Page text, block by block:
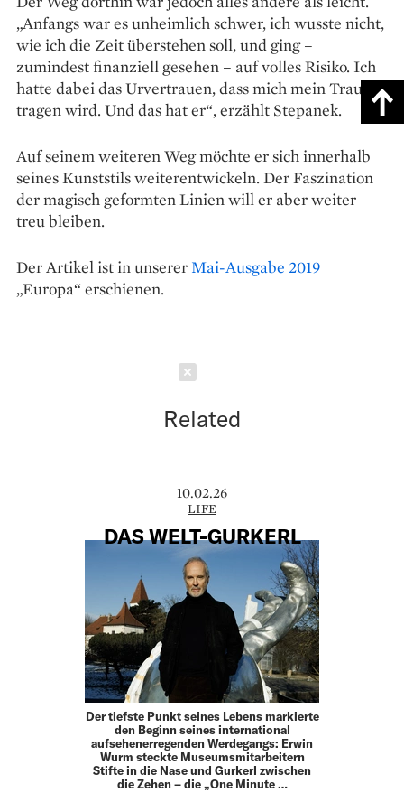
„Anfangs war es unheimlich schwer, ich wusste nicht,
wie ich die Zeit überstehen soll, und ging –
zumindest finanziell gesehen – auf volles Risiko. Ich
hatte dabei das Urvertrauen, dass mich mein Traum
tragen wird. Und das hat er“, erzählt Stepanek.
Auf seinem weiteren Weg möchte er sich innerhalb
seines Kunststils weiterentwickeln. Der Faszination
der magisch geformten Linien will er aber weiter
treu bleiben.
Der Artikel ist in unserer Mai-Ausgabe 2019
„Europa“ erschienen.
Related
10.02.26
LIFE
DAS WELT-GURKERL
Der tiefste Punkt seines Lebens markierte
den Beginn seines international
aufsehenerregenden Werdegangs: Erwin
Wurm steckte Museumsmitarbeitern
Stifte in die Nase und Gurkerl zwischen
die Zehen – die „One Minute …